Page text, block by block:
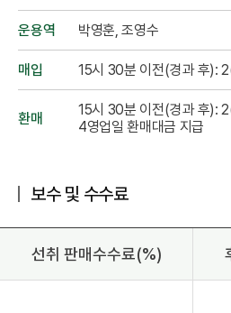
운용역 박영훈, 조영수
매입 15시 30분 이전(경과 후):
환매
15시 30분 이전(경과 후):
4영업일 환매대금 지급
보수 및 수수료
선취 판매수수료(%)